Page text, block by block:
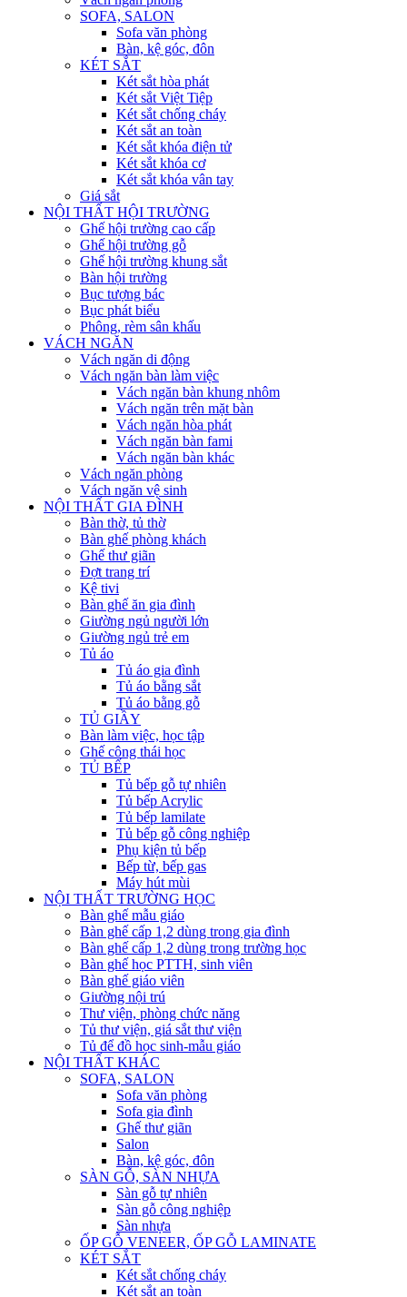
SOFA, SALON
Sofa văn phòng
Bàn, kệ góc, đôn
KÉT SẮT
Két sắt hòa phát
Két sắt Việt Tiệp
Két sắt chống cháy
Két sắt an toàn
Két sắt khóa điện tử
Két sắt khóa cơ
Két sắt khóa vân tay
Giá sắt
NỘI THẤT HỘI TRƯỜNG
Ghế hội trường cao cấp
Ghế hội trường gỗ
Ghế hội trường khung sắt
Bàn hội trường
Bục tượng bác
Bục phát biểu
Phông, rèm sân khấu
VÁCH NGĂN
Vách ngăn di động
Vách ngăn bàn làm việc
Vách ngăn bàn khung nhôm
Vách ngăn trên mặt bàn
Vách ngăn hòa phát
Vách ngăn bàn fami
Vách ngăn bàn khác
Vách ngăn phòng
Vách ngăn vệ sinh
NỘI THẤT GIA ĐÌNH
Bàn thờ, tủ thờ
Bàn ghế phòng khách
Ghế thư giãn
Đợt trang trí
Kệ tivi
Bàn ghế ăn gia đình
Giường ngủ người lớn
Giường ngủ trẻ em
Tủ áo
Tủ áo gia đình
Tủ áo bằng sắt
Tủ áo bằng gỗ
TỦ GIẦY
Bàn làm việc, học tập
Ghế công thái học
TỦ BẾP
Tủ bếp gỗ tự nhiên
Tủ bếp Acrylic
Tủ bếp lamilate
Tủ bếp gỗ công nghiệp
Phụ kiện tủ bếp
Bếp từ, bếp gas
Máy hút mùi
NỘI THẤT TRƯỜNG HỌC
Bàn ghế mẫu giáo
Bàn ghế cấp 1,2 dùng trong gia đình
Bàn ghế cấp 1,2 dùng trong trường học
Bàn ghế học PTTH, sinh viên
Bàn ghế giáo viên
Giường nội trú
Thư viện, phòng chức năng
Tủ thư viện, giá sắt thư viện
Tủ để đồ học sinh-mẫu giáo
NỘI THẤT KHÁC
SOFA, SALON
Sofa văn phòng
Sofa gia đình
Ghế thư giãn
Salon
Bàn, kệ góc, đôn
SÀN GỖ, SÀN NHỰA
Sàn gỗ tự nhiên
Sàn gỗ công nghiệp
Sàn nhựa
ỐP GỖ VENEER, ỐP GỖ LAMINATE
KÉT SẮT
Két sắt chống cháy
Két sắt an toàn